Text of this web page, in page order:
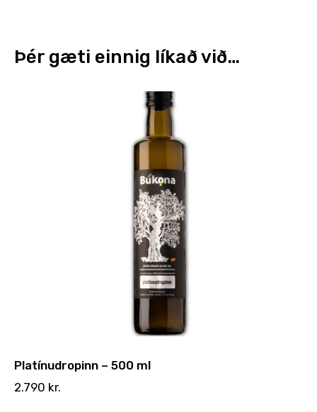
Þér gæti einnig líkað við…
Platínudropinn – 500 ml
2.790 kr.